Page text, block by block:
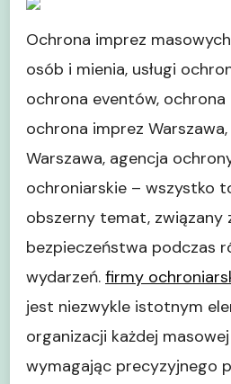
Filar
Ochrona imprez
osób i mienia, usługi
ochrona eventów,
ochrona imprez
Warszawa, agencja
ochroniarskie – wszystko
obszerny temat, związany
bezpieczeństwa podczas
wydarzeń. firmy
jest niezwykle istotnym
organizacji każdej
wymagając precyzyjnego